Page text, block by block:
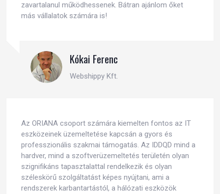
zavartalanul működhessenek. Bátran ajánlom őket
más vállalatok számára is!
Kókai Ferenc
Webshippy Kft.
Az ORIANA csoport számára kiemelten fontos az IT
eszközeinek üzemeltetése kapcsán a gyors és
professzionális szakmai támogatás. Az IDDQD mind a
hardver, mind a szoftverüzemeltetés területén olyan
szignifikáns tapasztalattal rendelkezik és olyan
széleskörű szolgáltatást képes nyújtani, ami a
rendszerek karbantartástól, a hálózati eszközök